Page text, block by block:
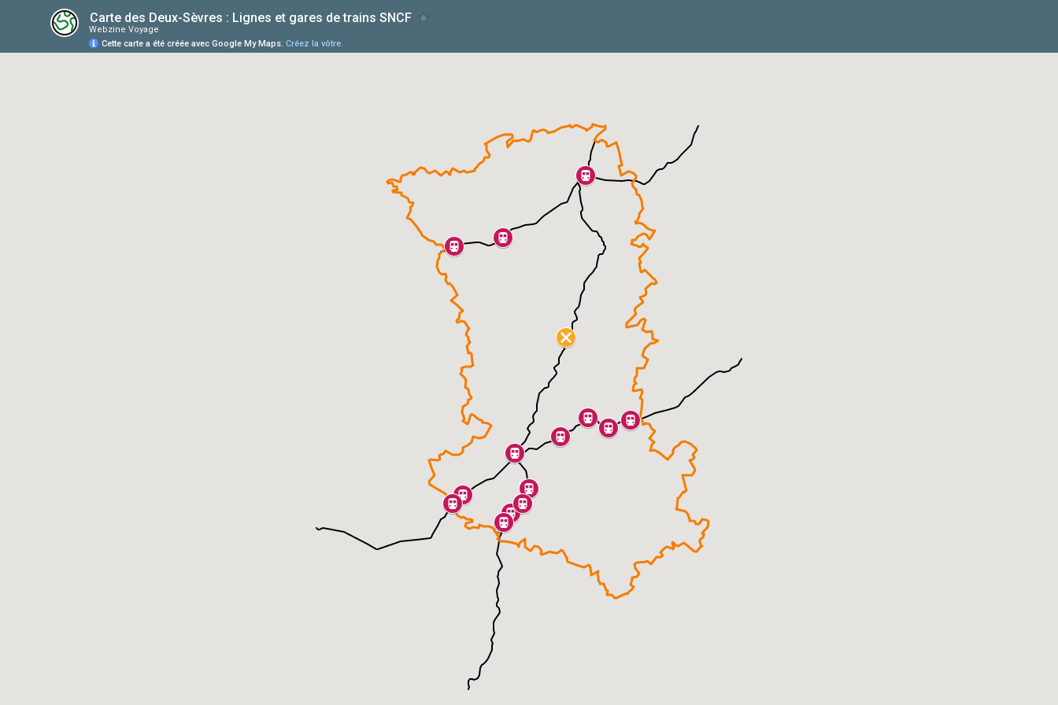
Carte des Deux-Sèvres : Lignes et gares de trains SNCF
Webzine Voyage
Cette carte a été créée avec Google My Maps. Créez la vôtre.